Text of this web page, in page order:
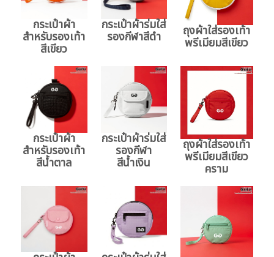
กระเป๋าผ้า
สำหรับรองเท้า
สีเขียว
กระเป๋าผ้าร่มใส่
รองกีฬาสีดำ ถุงผ้าใส่รองเท้า
พรีเมียมสีเขียว
กระเป๋าผ้า
สำหรับรองเท้า
สีน้ำตาล
กระเป๋าผ้าร่มใส่
รองกีฬา
สีน้ำเงิน
ถุงผ้าใส่รองเท้า
พรีเมียมสีเขียว
คราม